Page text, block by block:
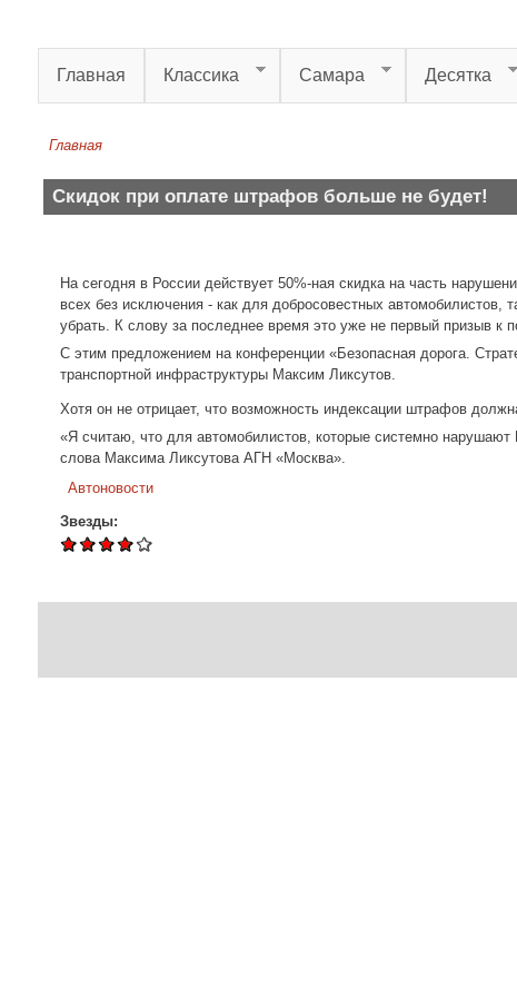
Главная Классика Самара Десятка
Главная
Скидок при оплате штрафов больше не будет!
На сегодня в России действует 50%-ная скидка на часть
всех без исключения - как для добросовестных автомобилистов,
убрать. К слову за последнее время это уже не первый призыв к
С этим предложением на конференции «Безопасная дорога.
транспортной инфраструктуры Максим Ликсутов.
Хотя он не отрицает, что возможность индексации штрафов
«Я считаю, что для автомобилистов, которые системно
слова Максима Ликсутова АГН «Москва».
Автоновости
Звезды: